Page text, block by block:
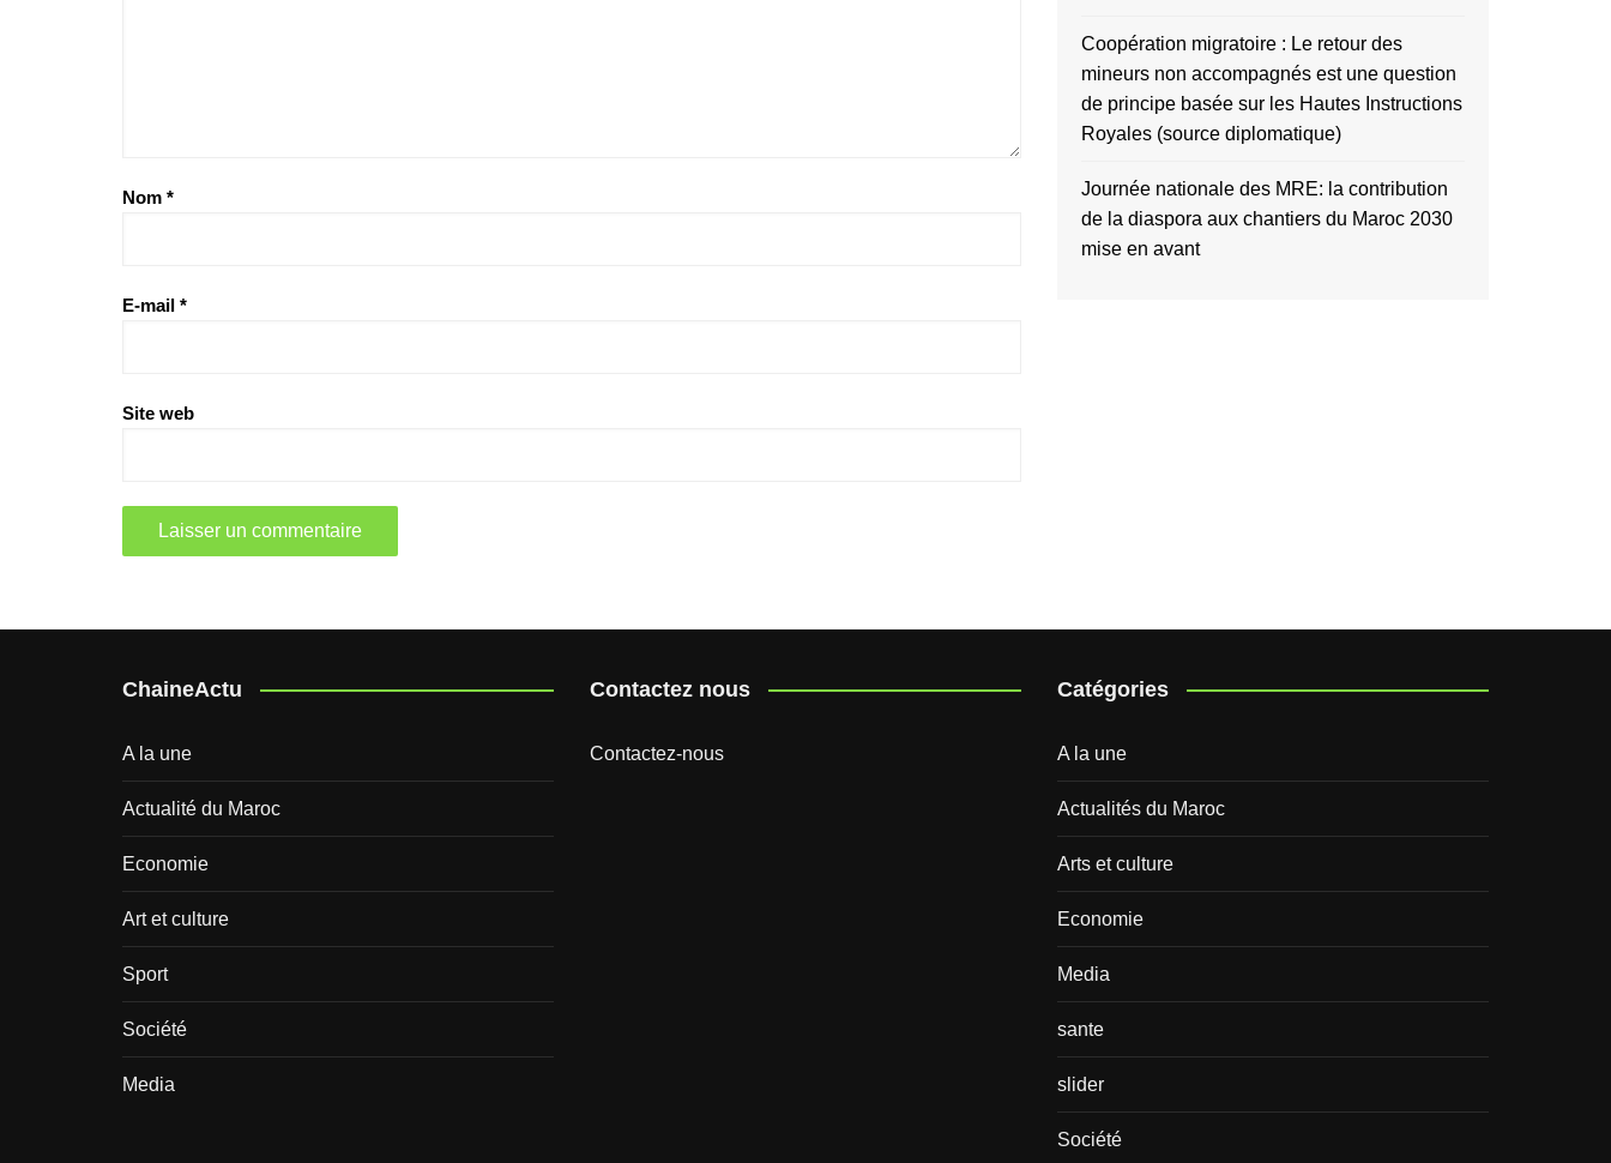
Nom *
E-mail *
Site web
Coopération migratoire : Le retour des
mineurs non accompagnés est une question
de principe basée sur les Hautes Instructions
Royales (source diplomatique)
Journée nationale des MRE: la contribution
de la diaspora aux chantiers du Maroc 2030
mise en avant
ChaineActu
A la une
Actualité du Maroc
Economie
Art et culture
Sport
Société
Media
Contactez nous
Contactez-nous
Catégories
A la une
Actualités du Maroc
Arts et culture
Economie
Media
sante
slider
Société